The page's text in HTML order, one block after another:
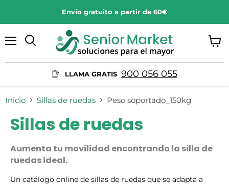
Envío gratuito a partir de 60€
LLAMA GRATIS 900 056 055
Inicio Sillas de ruedas Peso soportado_150kg
Sillas de ruedas
Aumenta tu movilidad encontrando la silla de
ruedas ideal.
Un catálogo online de sillas de ruedas que se adapta a